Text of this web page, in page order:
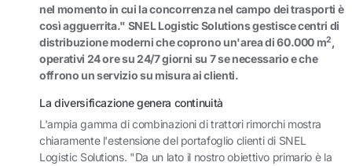
nel momento in cui la concorrenza nel campo dei trasporti è
così agguerrita." SNEL Logistic Solutions gestisce centri di
distribuzione moderni che coprono un'area di 60.000 m2 ,
operativi 24 ore su 24/7 giorni su 7 se necessario e che
offrono un servizio su misura ai clienti.
La diversificazione genera continuità
L'ampia gamma di combinazioni di trattori rimorchi mostra
chiaramente l'estensione del portafoglio clienti di SNEL
Logistic Solutions. "Da un lato il nostro obiettivo primario è la